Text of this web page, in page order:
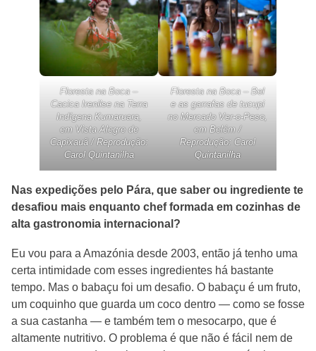
Floresta na Boca –
Cacica Irenilse na Terra
Indígena Kumaruara,
em Vista Alegre de
Capixauã / Reprodução:
Carol Quintanilha
Floresta na Boca – Bel
e as garrafas de tucupi
no Mercado Ver-o-Peso,
em Belém /
Reprodução: Carol
Quintanilha
Nas expedições pelo Pára, que saber ou ingrediente te
desafiou mais enquanto chef formada em cozinhas de
alta gastronomia internacional?
Eu vou para a Amazónia desde 2003, então já tenho uma
certa intimidade com esses ingredientes há bastante
tempo. Mas o babaçu foi um desafio. O babaçu é um fruto,
um coquinho que guarda um coco dentro — como se fosse
a sua castanha — e também tem o mesocarpo, que é
altamente nutritivo. O problema é que não é fácil nem de